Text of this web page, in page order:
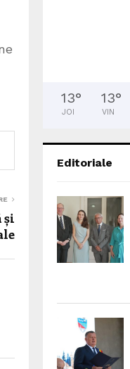
și
13°
JOI
13°
VIN
Editoriale